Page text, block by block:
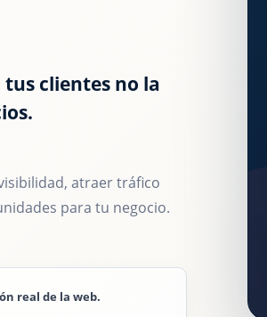
clientes no la
atraer tráfico
para tu negocio.
real de la web.